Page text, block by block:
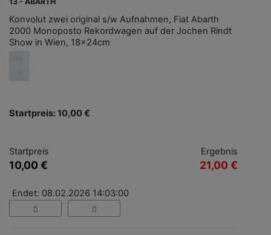
Konvolut zwei original s/w Aufnahmen, Fiat Abarth
2000 Monoposto Rekordwagen auf der Jochen Rindt
Show in Wien, 18x24cm
Startpreis: 10,00 €
Startpreis
10,00 €
Ergebnis
21,00 €
Endet: 08.02.2026 14:03:00